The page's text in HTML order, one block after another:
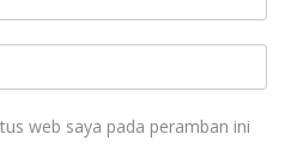
web saya pada peramban ini